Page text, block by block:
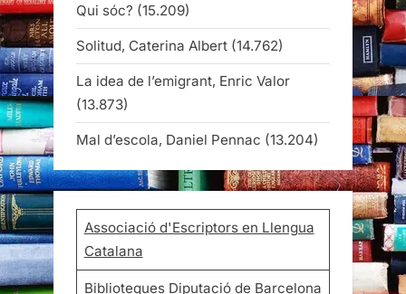
Qui sóc? (15.209)
Solitud, Caterina Albert (14.762)
La idea de l’emigrant, Enric Valor
(13.873)
Mal d’escola, Daniel Pennac (13.204)
Associació d'Escriptors en Llengua
Catalana
Biblioteques Diputació de Barcelona